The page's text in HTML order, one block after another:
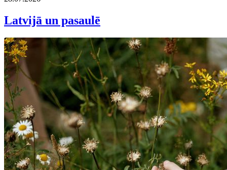
Latvijā un pasaulē